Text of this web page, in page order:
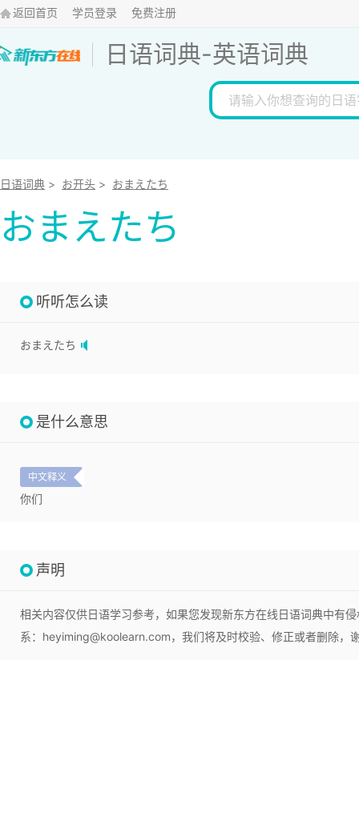
返回首页 学员登录 免费注册
日语词典-英语词典
日语词典 > お开头 > おまえたち
おまえたち
听听怎么读
おまえたち
是什么意思
中文释义
你们
声明
相关内容仅供日语学习参考，如果您发现新东方在线日语词典中有
系：heyiming@koolearn.com，我们将及时校验、修正或者删除，